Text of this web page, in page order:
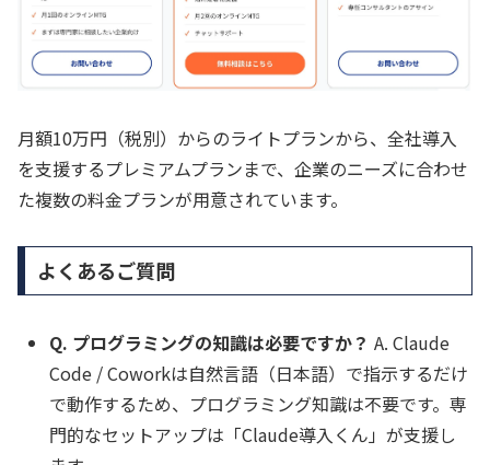
月額10万円（税別）からのライトプランから、全社導入
を支援するプレミアムプランまで、企業のニーズに合わせ
た複数の料金プランが用意されています。
よくあるご質問
Q. プログラミングの知識は必要ですか？ A. Claude
Code / Coworkは自然言語（日本語）で指示するだけ
で動作するため、プログラミング知識は不要です。専
門的なセットアップは「Claude導入くん」が支援し